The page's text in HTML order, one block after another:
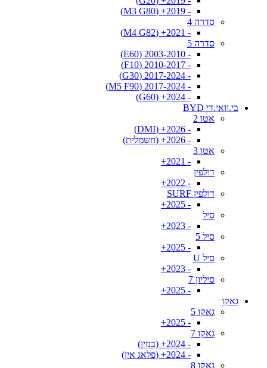
- 2019+ (M3 G80)
סדרה 4
- 2021+ (M4 G82)
סדרה 5
- 2003-2010 (E60)
- 2010-2017 (F10)
- 2017-2024 (G30)
- 2017-2024 (M5 F90)
- 2024+ (G60)
בי.וואי.די BYD
אטו 2
- 2026+ (DMI)
- 2026+ (חשמלית)
אטו 3
- 2021+
דולפין
- 2022+
דולפין SURF
- 2025+
סיל
- 2023+
סיל 5
- 2025+
סיל U
- 2023+
סיליון 7
- 2025+
גאקו
גאקו 5
- 2025+
גאקו 7
- 2024+ (בנזין)
- 2024+ (פלאג אין)
גאקו 8